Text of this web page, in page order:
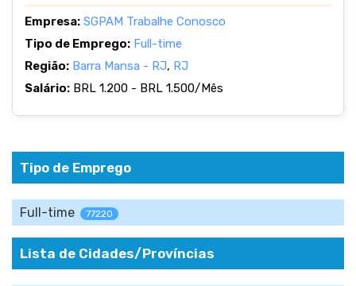
Empresa: SGPAM Trabalhe Conosco
Tipo de Emprego: Full-time
Região: Barra Mansa - RJ, RJ
Salário: BRL 1.200 - BRL 1.500/Mês
Tipo de Emprego
Full-time 77220
Lista de Cidades/Províncias